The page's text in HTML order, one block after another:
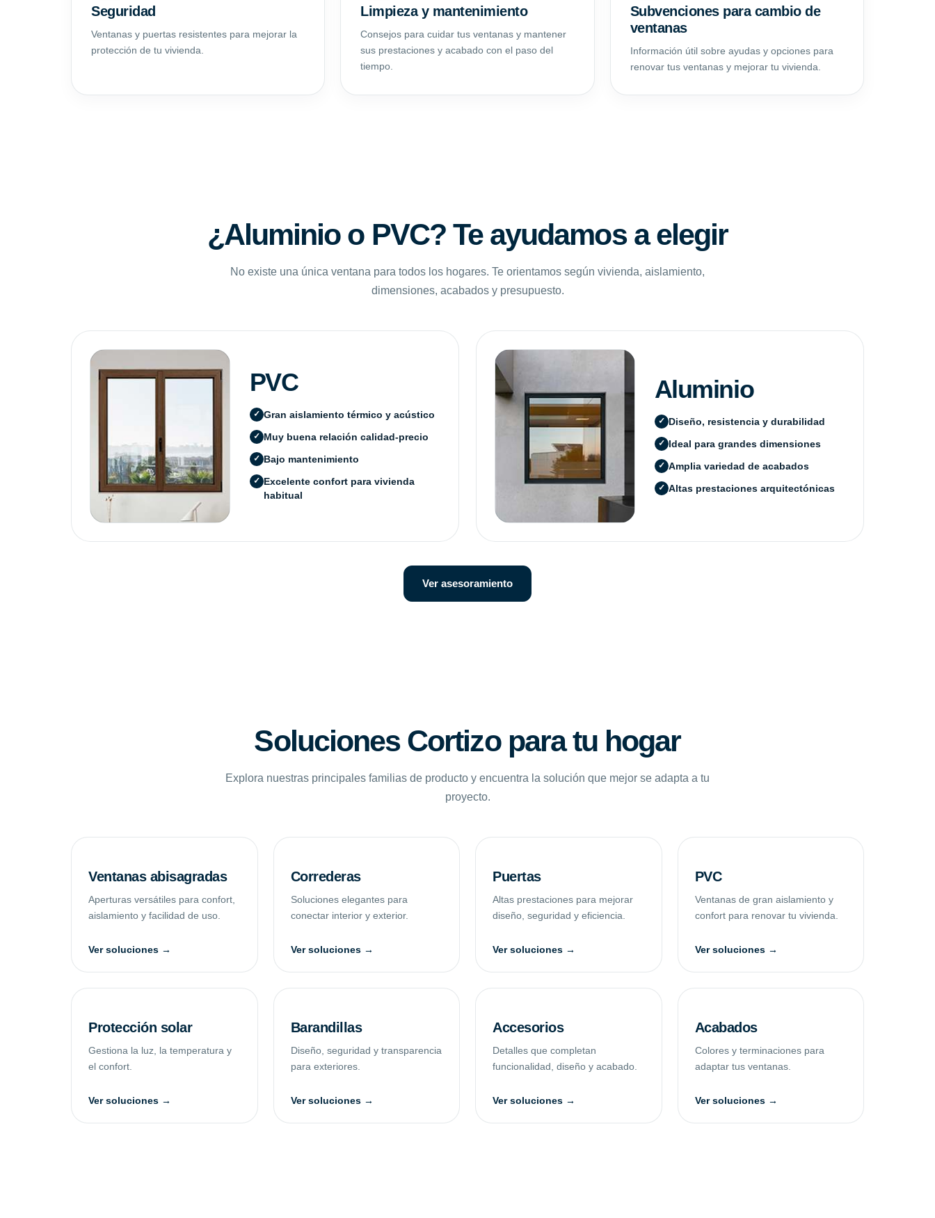
Seguridad
Ventanas y puertas resistentes para mejorar la
protección de tu vivienda.
Limpieza y mantenimiento
Consejos para cuidar tus ventanas y mantener
sus prestaciones y acabado con el paso del
tiempo.
Subvenciones para cambio de
ventanas
Información útil sobre ayudas y opciones para
renovar tus ventanas y mejorar tu vivienda.
¿Aluminio o PVC? Te ayudamos a elegir
No existe una única ventana para todos los hogares. Te orientamos según vivienda, aislamiento,
dimensiones, acabados y presupuesto.
PVC
Gran aislamiento térmico y acústico
Muy buena relación calidad-precio
Bajo mantenimiento
Excelente confort para vivienda
habitual
Aluminio
Diseño, resistencia y durabilidad
Ideal para grandes dimensiones
Amplia variedad de acabados
Altas prestaciones arquitectónicas
Ver asesoramiento
Soluciones Cortizo para tu hogar
Explora nuestras principales familias de producto y encuentra la solución que mejor se adapta a tu
proyecto.
Ventanas abisagradas
Aperturas versátiles para confort,
aislamiento y facilidad de uso.
Ver soluciones →
Correderas
Soluciones elegantes para
conectar interior y exterior.
Ver soluciones →
Puertas
Altas prestaciones para mejorar
diseño, seguridad y eficiencia.
Ver soluciones →
PVC
Ventanas de gran aislamiento y
confort para renovar tu vivienda.
Ver soluciones →
Protección solar
Gestiona la luz, la temperatura y
el confort.
Ver soluciones →
Barandillas
Diseño, seguridad y transparencia
para exteriores.
Ver soluciones →
Accesorios
Detalles que completan
funcionalidad, diseño y acabado.
Ver soluciones →
Acabados
Colores y terminaciones para
adaptar tus ventanas.
Ver soluciones →